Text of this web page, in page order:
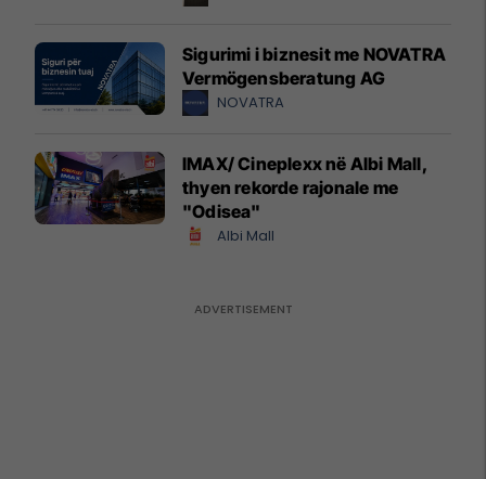
Sigurimi i biznesit me NOVATRA
Vermögensberatung AG
NOVATRA
IMAX/ Cineplexx në Albi Mall,
thyen rekorde rajonale me
"Odisea"
Albi Mall